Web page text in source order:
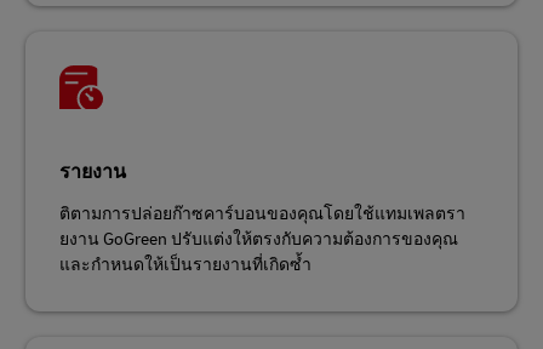
รายงาน
ติตามการปล่อยก๊าซคาร์บอนของคุณโดยใช้แทมเพลตรา
ยงาน GoGreen ปรับแต่งให้ตรงกับความต้องการของคุณ
และกำหนดให้เป็นรายงานที่เกิดซ้ำ